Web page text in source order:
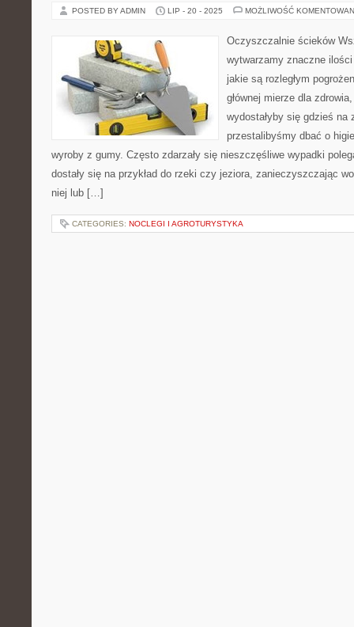
POSTED BY ADMIN LIP - 20 - 2025 MOŻLIWOŚĆ
Oczyszczalnie ścieków
wytwarzamy znaczne
jakie są rozległym
głównej mierze dla
wydostałyby się gdzieś na
przestalibyśmy dbać o
wyroby z gumy. Często zdarzały się nieszczęśliwe wypadki
dostały się na przykład do rzeki czy jeziora, zanieczyszczając
niej lub […]
CATEGORIES: NOCLEGI I AGROTURYSTYKA